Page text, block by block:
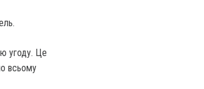
угоду. Це
всьому